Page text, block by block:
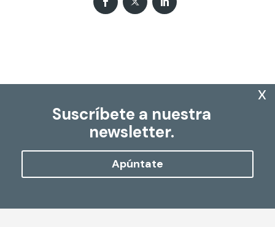
Suscríbete a nuestra
newsletter.
Apúntate
x